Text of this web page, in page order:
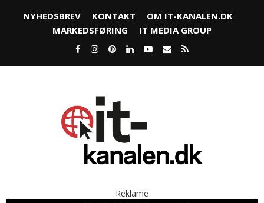
NYHEDSBREV KONTAKT
OM IT-KANALEN.DK
MARKEDSFØRING
IT MEDIA GROUP
Reklame